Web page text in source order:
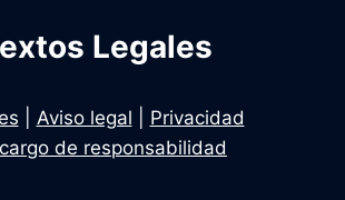
Legales
Aviso legal
Privacidad
de responsabilidad